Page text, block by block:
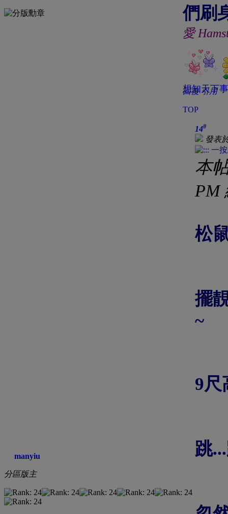
們刷
愛
想知天下
回復 引用
TOP
manyiu
分區版主
14#
發表
本
PM
松
擺
~
9尺
跳